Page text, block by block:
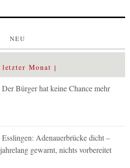
NEU
letzter Monat
Der Bürger hat keine Chance mehr
Esslingen: Adenauerbrücke dicht –
jahrelang gewarnt, nichts vorbereitet